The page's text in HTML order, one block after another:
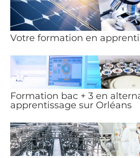
Votre formation en
Formation bac + 3 en
apprentissage sur Orléans